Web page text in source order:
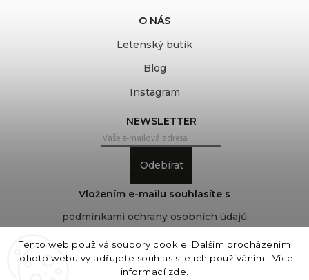
Tento web používá soubory cookie. Dalším procházením
tohoto webu vyjadřujete souhlas s jejich používáním.. Více
informací zde
O NÁS
Letenský butik
Blog
Instagram
NEWSLETTER
Odebírat
Vložením e-mailu souhlasíte s
podmínkami ochrany osobních údajů
COVEROVER